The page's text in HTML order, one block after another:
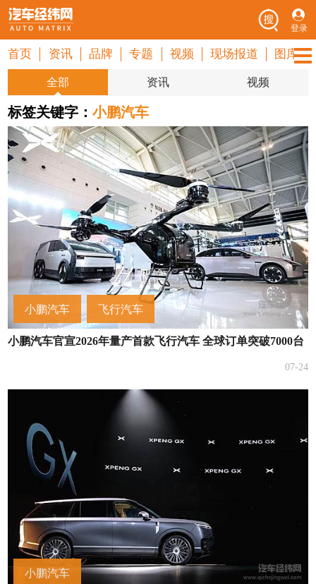
登录
首页 资讯 品牌 专题 视频 现场报道 图库
全部 资讯 视频
标签关键字：小鹏汽车
小鹏汽车 飞行汽车
小鹏汽车官宣2026年量产首款飞行汽车 全球订单突破7000台
07-24
小鹏汽车